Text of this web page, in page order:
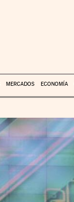
MERCADOS ECONOMÍA